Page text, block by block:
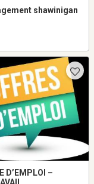
shawinigan
D’EMPLOI –